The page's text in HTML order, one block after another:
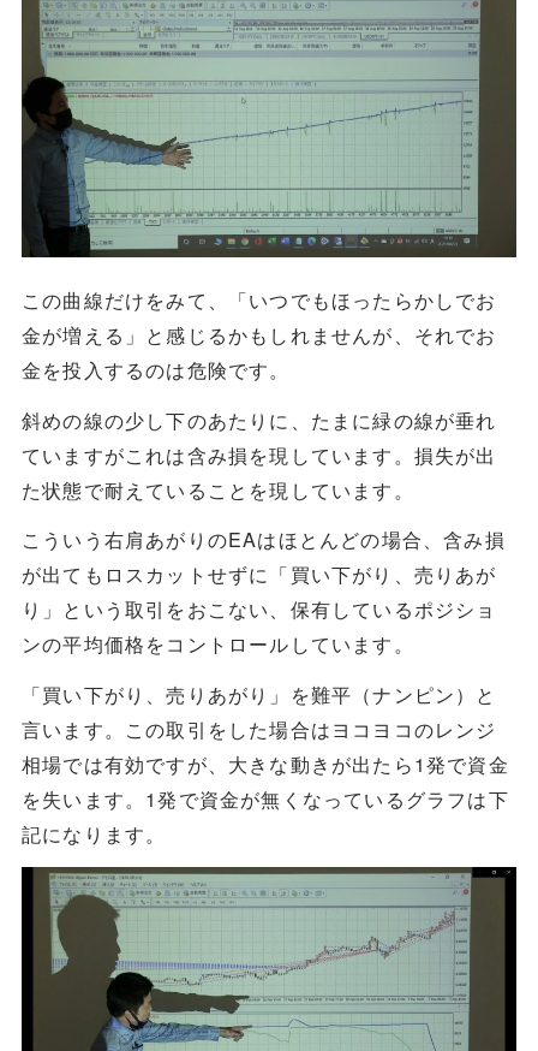
この曲線だけをみて、「いつでもほったらかしでお
金が増える」と感じるかもしれませんが、それでお
金を投入するのは危険です。
斜めの線の少し下のあたりに、たまに緑の線が垂れ
ていますがこれは含み損を現しています。損失が出
た状態で耐えていることを現しています。
こういう右肩あがりのEAはほとんどの場合、含み損
が出てもロスカットせずに「買い下がり、売りあが
り」という取引をおこない、保有しているポジショ
ンの平均価格をコントロールしています。
「買い下がり、売りあがり」を難平（ナンピン）と
言います。この取引をした場合はヨコヨコのレンジ
相場では有効ですが、大きな動きが出たら1発で資金
を失います。1発で資金が無くなっているグラフは下
記になります。